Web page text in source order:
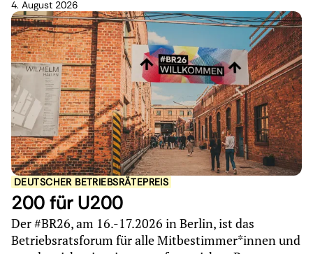
4. August 2026
DEUTSCHER BETRIEBSRÄTEPREIS
200 für U200
Der #BR26, am 16.-17.2026 in Berlin, ist das
Betriebsratsforum für alle Mitbestimmer*innen und